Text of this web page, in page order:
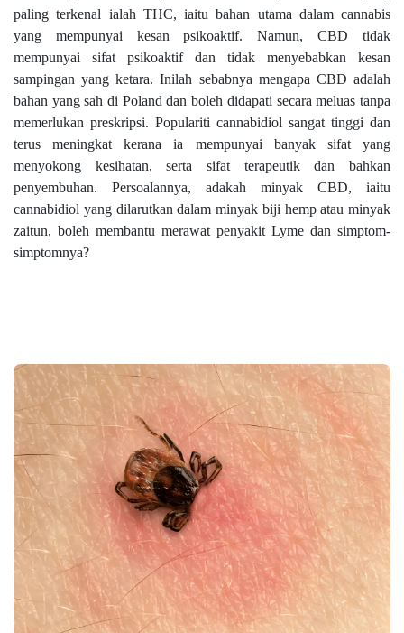
paling terkenal ialah THC, iaitu bahan utama dalam cannabis
yang mempunyai kesan psikoaktif. Namun, CBD tidak
mempunyai sifat psikoaktif dan tidak menyebabkan kesan
sampingan yang ketara. Inilah sebabnya mengapa CBD adalah
bahan yang sah di Poland dan boleh didapati secara meluas tanpa
memerlukan preskripsi. Populariti cannabidiol sangat tinggi dan
terus meningkat kerana ia mempunyai banyak sifat yang
menyokong kesihatan, serta sifat terapeutik dan bahkan
penyembuhan. Persoalannya, adakah minyak CBD, iaitu
cannabidiol yang dilarutkan dalam minyak biji hemp atau minyak
zaitun, boleh membantu merawat penyakit Lyme dan simptom-
simptomnya?